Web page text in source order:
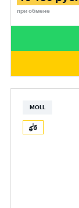
при обмене
MOLL